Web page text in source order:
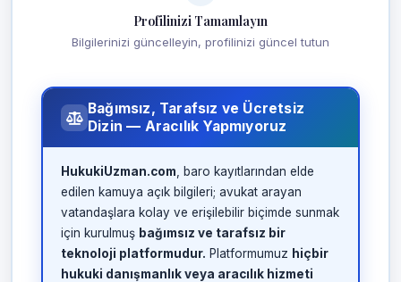
Profilinizi Tamamlayın
Bilgilerinizi güncelleyin, profilinizi güncel tutun
Bağımsız, Tarafsız ve Ücretsiz
Dizin — Aracılık Yapmıyoruz
HukukiUzman.com , baro kayıtlarından elde
edilen kamuya açık bilgileri; avukat arayan
vatandaşlara kolay ve erişilebilir biçimde sunmak
için kurulmuş bağımsız ve tarafsız bir
teknoloji platformudur. Platformumuz hiçbir
hukuki danışmanlık veya aracılık hizmeti